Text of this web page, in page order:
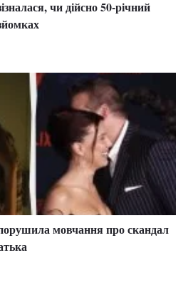
чи дійсно 50-річний
мовчання про скандал